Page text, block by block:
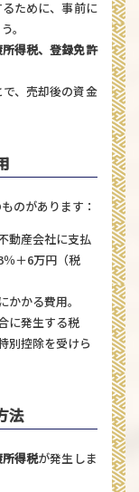
ために、事前に
。
得税、登録免許
、売却後の資金
のがあります：
動産会社に支払
＋6万円（税
かかる費用。
に発生する税
別控除を受けら
法
得税が発生しま